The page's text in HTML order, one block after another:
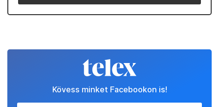
Kövess minket Facebookon is!